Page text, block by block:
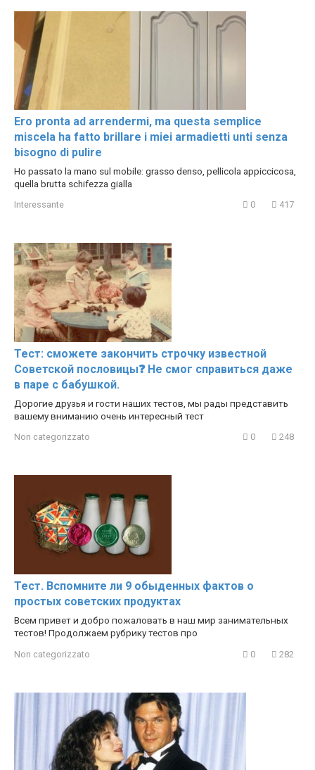
Ero pronta ad arrendermi, ma questa semplice
miscela ha fatto brillare i miei armadietti unti senza
bisogno di pulire
Ho passato la mano sul mobile: grasso denso, pellicola appiccicosa,
quella brutta schifezza gialla
Interessante 0 417
Тест: сможете закончить строчку известной
Советской пословицы❓ Не смог справиться даже
в паре с бабушкой.
Дорогие друзья и гости наших тестов, мы рады представить
вашему вниманию очень интересный тест
Non categorizzato 0 248
Тест. Вспомните ли 9 обыденных фактов о
простых советских продуктах
Всем привет и добро пожаловать в наш мир занимательных
тестов! Продолжаем рубрику тестов про
Non categorizzato 0 282